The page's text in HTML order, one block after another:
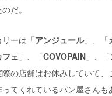
だ。
ーは「アンジュール」、「
ェ 」、「COVOPAIN 」、「
際の店舗はお休みしていて、
ってくれているパン屋さん